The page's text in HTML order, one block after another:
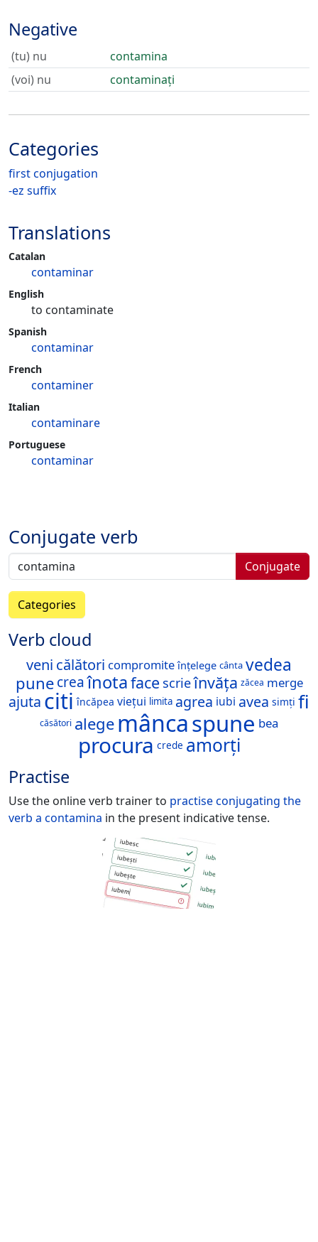
Negative
(tu) nu
contamina
(voi) nu
contaminați
Categories
first conjugation
-ez suffix
Translations
Catalan
contaminar
English
to contaminate
Spanish
contaminar
French
contaminer
Italian
contaminare
Portuguese
contaminar
Conjugate verb
Conjugate
Categories
Verb cloud
veni călători compromite înțelege cânta vedea
pune creaînotaface scrieînvăța zăcea merge
ajuta citi încăpea viețui limita agrea iubi avea simți fi
căsători alege mâncaspune bea
procura crede amorți
Practise
Use the online verb trainer to practise conjugating the
verb a contamina in the present indicative tense.